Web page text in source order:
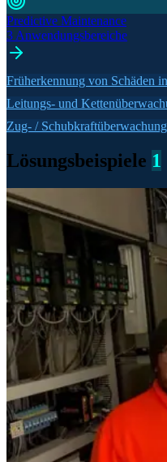
Predictive Maintenance
3 Anwendungsbereiche
Früherkennung von Schäden
Leitungs- und
Zug- /
Lösungsbeispiele 1